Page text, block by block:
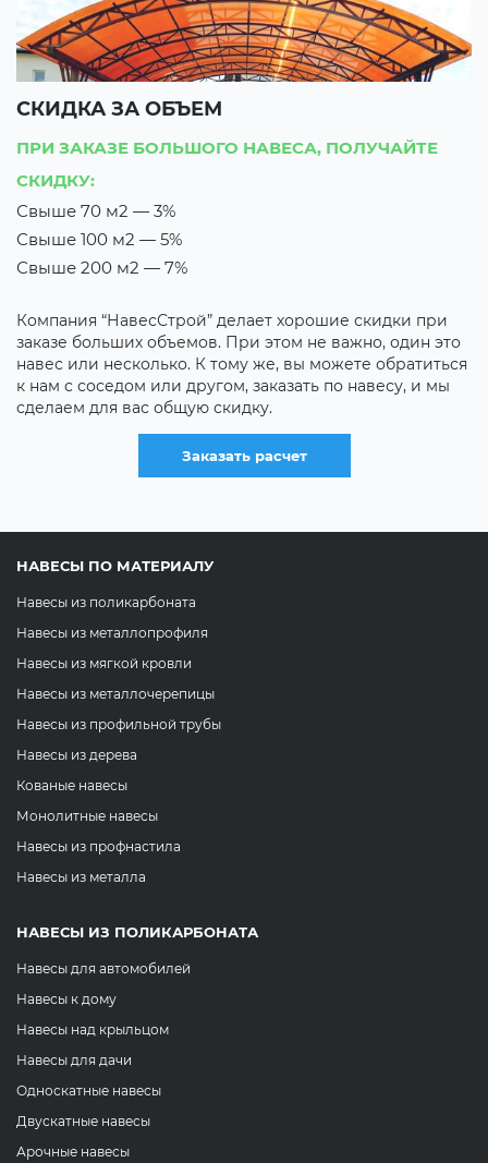
СКИДКА ЗА ОБЪЕМ
ПРИ ЗАКАЗЕ БОЛЬШОГО НАВЕСА, ПОЛУЧАЙТЕ
СКИДКУ:
Свыше 70 м2 — 3%
Свыше 100 м2 — 5%
Свыше 200 м2 — 7%
Компания “НавесСтрой” делает хорошие скидки при
заказе больших объемов. При этом не важно, один это
навес или несколько. К тому же, вы можете обратиться
к нам с соседом или другом, заказать по навесу, и мы
сделаем для вас общую скидку.
Заказать расчет
НАВЕСЫ ПО МАТЕРИАЛУ
Навесы из поликарбоната
Навесы из металлопрофиля
Навесы из мягкой кровли
Навесы из металлочерепицы
Навесы из профильной трубы
Навесы из дерева
Кованые навесы
Монолитные навесы
Навесы из профнастила
Навесы из металла
НАВЕСЫ ИЗ ПОЛИКАРБОНАТА
Навесы для автомобилей
Навесы к дому
Навесы над крыльцом
Навесы для дачи
Односкатные навесы
Двускатные навесы
Арочные навесы